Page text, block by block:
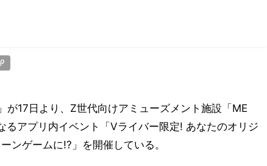
が17日より、Z世代向けアミューズメント施設「ME
るアプリ内イベント「Vライバー限定! あなたのオリジ
ンゲームに!?」を開催している。